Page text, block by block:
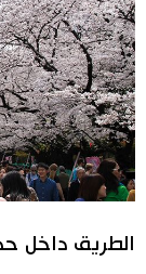
الطريق داخل